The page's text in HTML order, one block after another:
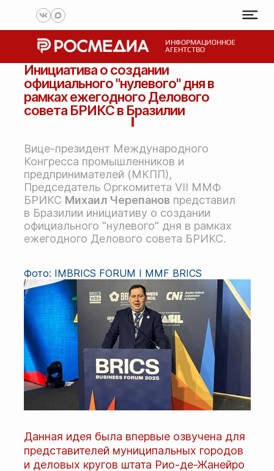
ИНФОРМАЦИОННОЕ
АГЕНТСТВО
Инициатива о создании
официального "нулевого" дня в
рамках ежегодного Делового
совета БРИКС в Бразилии
Вице-президент Международного
Конгресса промышленников и
предпринимателей (МКПП),
Председатель Оргкомитета VII ММФ
БРИКС Михаил Черепанов представил
в Бразилии инициативу о создании
официального "нулевого" дня в рамках
ежегодного Делового совета БРИКС.
Фото: IMBRICS FORUM I MMF BRICS
Данная идея была впервые озвучена для
представителей муниципальных городов
и деловых кругов штата Рио-де-Жанейро